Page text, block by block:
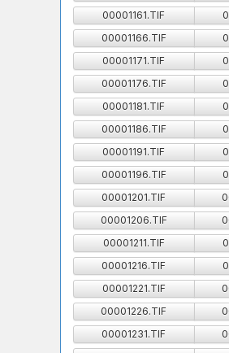
00001161.TIF
00001166.TIF
00001171.TIF
00001176.TIF
00001181.TIF
00001186.TIF
00001191.TIF
00001196.TIF
00001201.TIF
00001206.TIF
00001211.TIF
00001216.TIF
00001221.TIF
00001226.TIF
00001231.TIF